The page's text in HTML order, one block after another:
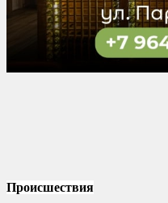
Происшествия